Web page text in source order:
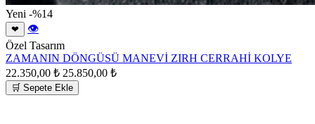
Yeni -%14
❤
👁
Özel Tasarım
ZAMANIN DÖNGÜSÜ MANEVİ ZIRH CERRAHİ KOLYE
22.350,00 ₺ 25.850,00 ₺
🛒 Sepete Ekle